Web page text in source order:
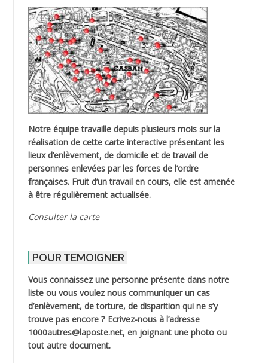
Notre équipe travaille depuis plusieurs mois sur la
réalisation de cette carte interactive présentant les
lieux d’enlèvement, de domicile et de travail de
personnes enlevées par les forces de l’ordre
françaises. Fruit d’un travail en cours, elle est amenée
à être régulièrement actualisée.
Consulter la carte
POUR TEMOIGNER
Vous connaissez une personne présente dans notre
liste ou vous voulez nous communiquer un cas
d’enlèvement, de torture, de disparition qui ne s’y
trouve pas encore ? Ecrivez-nous à l’adresse
1000autres@laposte.net, en joignant une photo ou
tout autre document.